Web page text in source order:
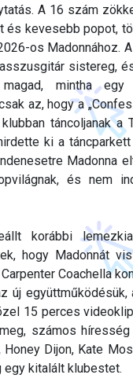
A 16 szám
és kevesebb popot,
os Madonnához.
sistereg,
mintha egy
az, hogy a
táncoljanak a
ki a
Madonna
és nem
korábbi
hogy Madonnát
Coachella
új együttműködésük,
15 perces
számos
Dijon, Kate
egy kitalált klubestet.